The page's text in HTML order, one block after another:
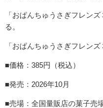
「おぱんちゅうさぎフレン
る。
「おぱんちゅうさぎフレン
■価格：385円（税込）
■発売：2026年10月
■売場：全国量販店の菓子売